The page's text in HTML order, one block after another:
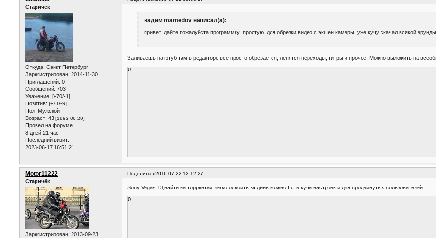
Старичёк
Откуда: Санкт Петербург
Зарегистрирован: 2014-11-30
Приглашений: 0
Сообщений: 703
Уважение: [+70/-1]
Позитив: [+71/-9]
Пол: Мужской
Возраст: 43[1983-06-29]
Провел на форуме:
8 дней 21 час
Последний визит:
2023-06-17 16:51:21
вадим mamedov написал(а):
привет! дайте пожалуйста программку простую для обрезки видео с экшен камеры. уже кучу скачал всякой
Заливаешь на ютуб там в редакторе все просто обрезается, лепятся переходы, титры и прочее. Можно выложить на
0
Поделиться2016-07-22 12:12:27
Motor11222
Старичёк
Зарегистрирован: 2013-09-23
Sony Vegas 13,найти на торрентах легко,освоить за день можно.Есть куча настроек и для продвинутых пользователей.
0